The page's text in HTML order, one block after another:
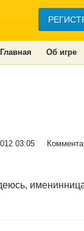
Главная Об игре
03:05